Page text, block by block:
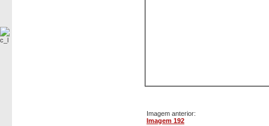
Imagem anterior:
Imagem 192